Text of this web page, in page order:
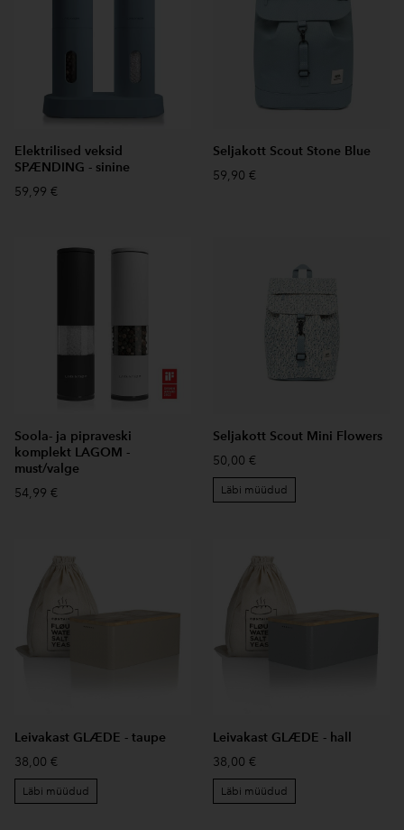
Elektrilised veksid
SPÆNDING - sinine
59,99 €
Seljakott Scout Stone Blue
59,90 €
Soola- ja pipraveski
komplekt LAGOM -
must/valge
54,99 €
Seljakott Scout Mini Flowers
50,00 €
Läbi müüdud
Leivakast GLÆDE - taupe
38,00 €
Läbi müüdud
Leivakast GLÆDE - hall
38,00 €
Läbi müüdud